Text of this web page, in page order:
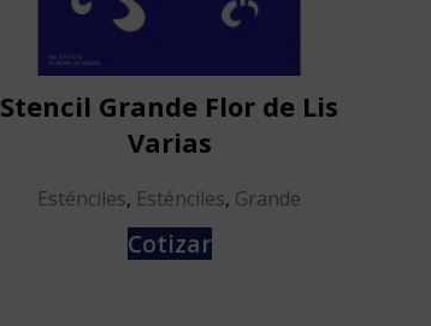
Stencil Grande Flor de Lis
Varias
Esténciles, Esténciles, Grande
Cotizar